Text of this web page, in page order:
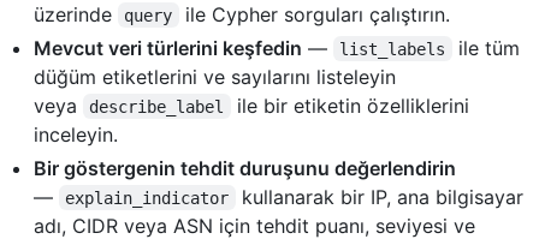
üzerinde
query
ile Cypher sorguları çalıştırın.
Mevcut veri türlerini keşfedin — list_labels
ile tüm
düğüm etiketlerini ve sayılarını listeleyin
veya
describe_label
ile bir etiketin özelliklerini
inceleyin.
Bir göstergenin tehdit duruşunu değerlendirin
—
explain_indicator
kullanarak bir IP, ana bilgisayar
adı, CIDR veya ASN için tehdit puanı, seviyesi ve